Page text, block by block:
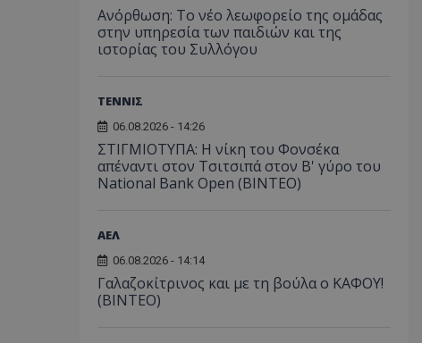
Ανόρθωση: Το νέο λεωφορείο της ομάδας
στην υπηρεσία των παιδιών και της
ιστορίας του Συλλόγου
ΤΕΝΝΙΣ
06.08.2026 - 14:26
ΣΤΙΓΜΙΟΤΥΠΑ: Η νίκη του Φονσέκα
απέναντι στον Τσιτσιπά στον Β' γύρο του
National Bank Open (ΒΙΝΤΕΟ)
ΑΕΛ
06.08.2026 - 14:14
Γαλαζοκίτρινος και με τη βούλα ο ΚΑΦΟΥ!
(ΒΙΝΤΕΟ)